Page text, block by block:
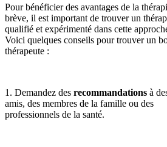
Pour bénéficier des avantages de la
brève, il est important de trouver un
qualifié et expérimenté dans cette
Voici quelques conseils pour trouver un
thérapeute :
1. Demandez des recommandations à
amis, des membres de la famille ou des
professionnels de la santé.